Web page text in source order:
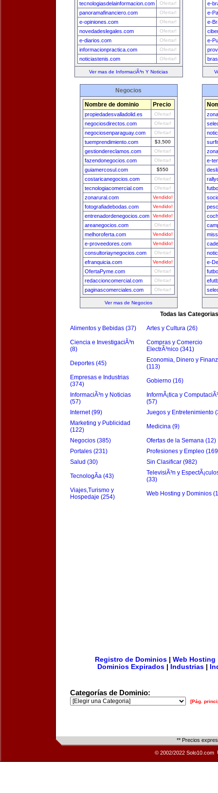
tecnologiasdelainformacion.com Ofertar!
panoramafinanciero.com Ofertar!
e-opiniones.com Ofertar!
novedadeslegales.com Ofertar!
e-diarios.com Ofertar!
informacionpractica.com Ofertar!
noticiastenis.com Ofertar!
Ver mas de InformaciÃ³n Y Noticias
e-
e-
e-
e-
Negocios
Nombre de dominio Precio
propiedadesvalladolid.es Ofertar!
negociosdirectos.com Ofertar!
negociosenparaguay.com Ofertar!
tuemprendimiento.com $3,500
gestiondereclamos.com Ofertar!
fazendonegocios.com Ofertar!
guiamercosul.com $550
costaricanegocios.com Ofertar!
tecnologiacomercial.com Ofertar!
zonarural.com Vendido!
fotografiadebodas.com Vendido!
entrenadordenegocios.com Vendido!
areanegocios.com Ofertar!
melhoroferta.com Vendido!
e-proveedores.com Vendido!
consultoriaynegocios.com Ofertar!
efranquicia.com Vendido!
OfertaPyme.com Ofertar!
redaccioncomercial.com Ofertar!
paginascomerciales.com Ofertar!
Ver mas de Negocios
e-
e-
Todas las Categorias
Alimentos y Bebidas (37) Artes y Cultura (26)
Ciencia e InvestigaciÃ³n
(8)
Compras y Comercio
ElectrÃ³nico (341)
Deportes (45)
Economia, Dinero y
(113)
Empresas e Industrias
(374)
Gobierno (16)
InformaciÃ³n y Noticias
(57)
InformÃ¡tica y
(57)
Internet (99)
Juegos y Entretenimiento
Marketing y Publicidad
(122)
Medicina (9)
Negocios (385)
Ofertas de la Semana (12)
Portales (231)
Profesiones y Empleo
Salud (30)
Sin Clasificar (982)
TecnologÃ­a (43)
TelevisiÃ³n y
(33)
Viajes,Turismo y
Hospedaje (254)
Web Hosting y Dominios
Registro de Dominios| Web Hosting
Dominios Expirados
Industrias
Categorías de Dominio:
[Pág.
** Precios
© 2002/2022 Solo10.com